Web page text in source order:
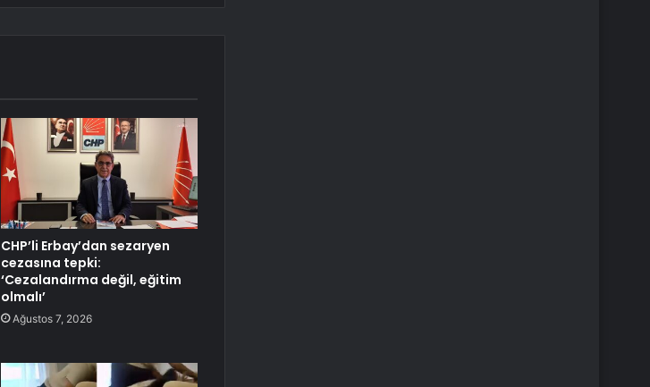
CHP’li Erbay’dan sezaryen
cezasına tepki:
‘Cezalandırma değil, eğitim
olmalı’
Ağustos 7, 2026